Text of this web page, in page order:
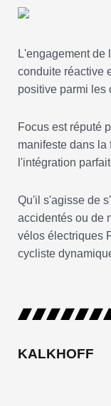
L'engagement de
conduite réactive
positive parmi les
Focus est réputé
manifeste dans la
l'intégration
Qu'il s'agisse de
accidentés ou de
vélos électriques
cycliste
KALKHOFF